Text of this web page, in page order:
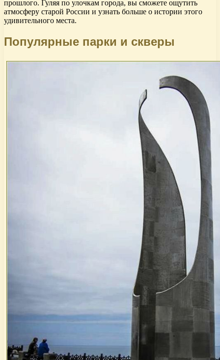
прошлого. Гуляя по улочкам города, вы сможете ощутить
атмосферу старой России и узнать больше о истории этого
удивительного места.
Популярные парки и скверы